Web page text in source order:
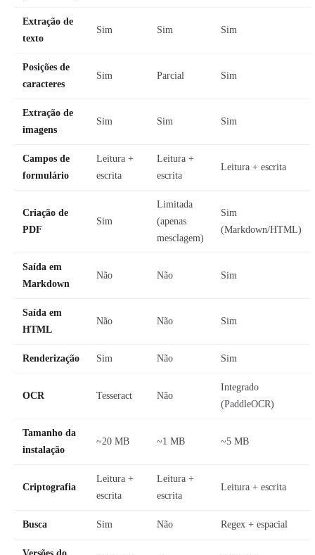
Extração de
texto
Sim Sim Sim
Posições de
caracteres
Sim Parcial Sim
Extração de
imagens
Sim Sim Sim
Campos de
formulário
Leitura +
escrita
Leitura +
escrita
Leitura + escrita
Criação de
PDF
Sim
Limitada
(apenas
mesclagem)
Sim
(Markdown/HTML)
Saída em
Markdown
Não Não Sim
Saída em
HTML
Não Não Sim
Renderização Sim Não Sim
OCR Tesseract Não
Integrado
(PaddleOCR)
Tamanho da
instalação
~20 MB ~1 MB ~5 MB
Criptografia
Leitura +
escrita
Leitura +
escrita
Leitura + escrita
Busca Sim Não Regex + espacial